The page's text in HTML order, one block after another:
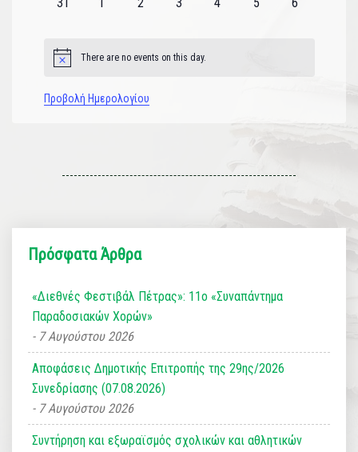
Notice There are no events on this day.
Προβολή Ημερολογίου
Πρόσφατα Άρθρα
«Διεθνές Φεστιβάλ Πέτρας»: 11ο «Συναπάντημα
Παραδοσιακών Χορών»
7 Αυγούστου 2026
Αποφάσεις Δημοτικής Επιτροπής της 29ης/2026
Συνεδρίασης (07.08.2026)
7 Αυγούστου 2026
Συντήρηση και εξωραϊσμός σχολικών και αθλητικών